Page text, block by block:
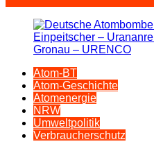
Atom-BT
Atom-Geschichte
Atomenergie
NRW
Umweltpolitik
Verbraucherschutz